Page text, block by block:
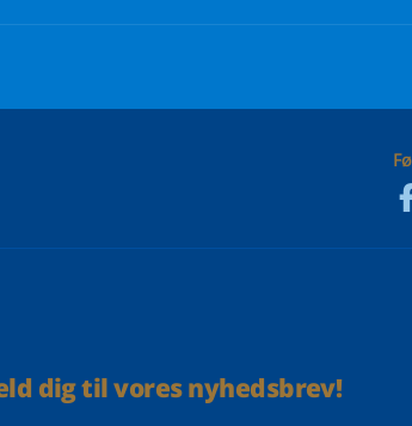
dig til vores nyhedsbrev!